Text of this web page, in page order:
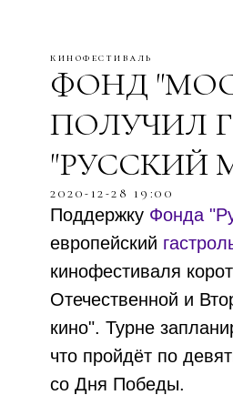
кинофестиваль
ФОНД
ПОЛУЧИЛ
"РУССКИЙ
2020-12-28 19:00
Поддержку Фонда
европейский
кинофестиваля
Отечественной и
кино". Турне
что пройдёт по
со Дня Победы.